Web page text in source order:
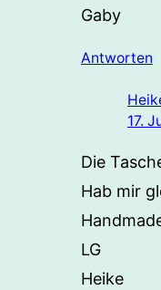
Gaby
Antworten
17.
Die
Hab mir
LG
Heike